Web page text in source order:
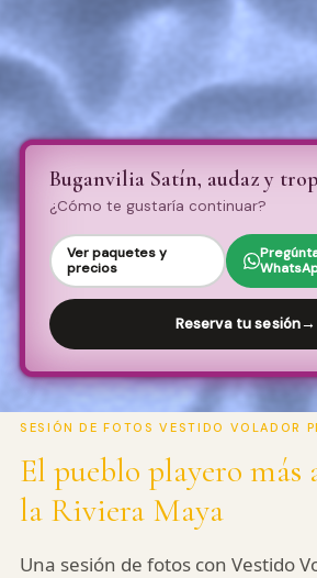
Buganvilia Satín, audaz y
¿Cómo te gustaría continuar?
Ver paquetes y
precios
Reserva tu sesión→
SESIÓN DE FOTOS VESTIDO VOLADOR
El pueblo playero más
la Riviera Maya
Una sesión de fotos con Vestido
Respondemos en minutos